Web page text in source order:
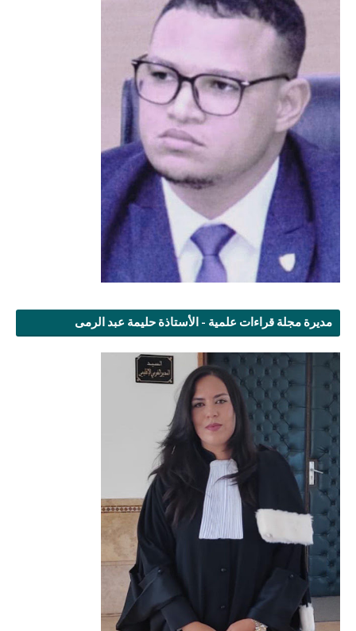
مديرة مجلة قراءات علمية - الأستاذة حليمة عبد الرمى